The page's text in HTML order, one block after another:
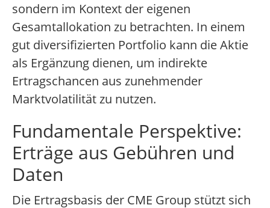
sondern im Kontext der eigenen
Gesamtallokation zu betrachten. In einem
gut diversifizierten Portfolio kann die Aktie
als Ergänzung dienen, um indirekte
Ertragschancen aus zunehmender
Marktvolatilität zu nutzen.
Fundamentale Perspektive:
Erträge aus Gebühren und
Daten
Die Ertragsbasis der CME Group stützt sich